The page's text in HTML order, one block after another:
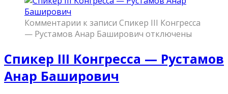
Комментарии к записи Спикер III Конгресса
— Рустамов Анар Баширович отключены
Спикер III Конгресса — Рустамов
Анар Баширович